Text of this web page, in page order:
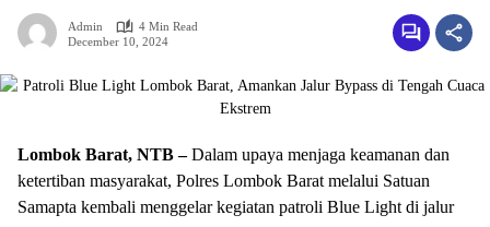
Admin
4 Min Read
December 10, 2024
Lombok Barat, NTB –Dalam upaya menjaga keamanan dan
ketertiban masyarakat, Polres Lombok Barat melalui Satuan
Samapta kembali menggelar kegiatan patroli Blue Light di jalur